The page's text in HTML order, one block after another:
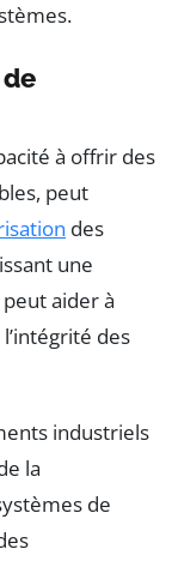
à offrir des
peut
des
une
aider à
des
industriels
la
de